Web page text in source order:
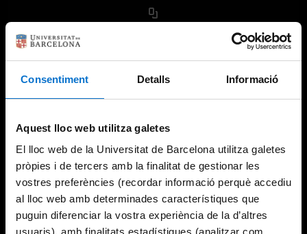
Consentiment Detalls Informació
Aquest lloc web utilitza galetes
El lloc web de la Universitat de Barcelona utilitza galetes
pròpies i de tercers amb la finalitat de gestionar les
vostres preferències (recordar informació perquè accediu
al lloc web amb determinades característiques que
puguin diferenciar la vostra experiència de la d’altres
usuaris), amb finalitats estadístiques (analitzar com